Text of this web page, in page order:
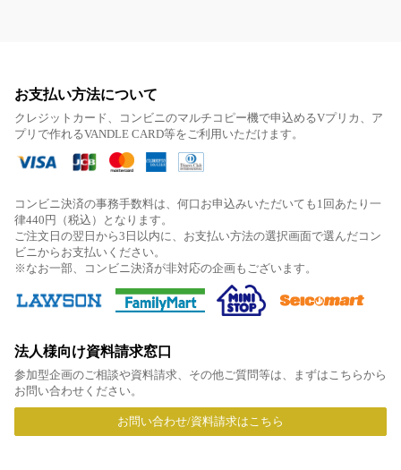
お支払い方法について
クレジットカード、コンビニのマルチコピー機で申込めるVプリカ、ア
プリで作れるVANDLE CARD等をご利用いただけます。
コンビニ決済の事務手数料は、何口お申込みいただいても1回あたり一
律440円（税込）となります。
ご注文日の翌日から3日以内に、お支払い方法の選択画面で選んだコン
ビニからお支払いください。
※なお一部、コンビニ決済が非対応の企画もございます。
法人様向け資料請求窓口
参加型企画のご相談や資料請求、その他ご質問等は、まずはこちらから
お問い合わせください。
お問い合わせ/資料請求はこちら